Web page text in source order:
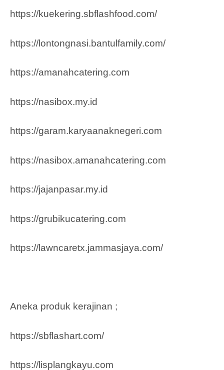
https://kuekering.sbflashfood.com/
https://lontongnasi.bantulfamily.com/
https://amanahcatering.com
https://nasibox.my.id
https://garam.karyaanaknegeri.com
https://nasibox.amanahcatering.com
https://jajanpasar.my.id
https://grubikucatering.com
https://lawncaretx.jammasjaya.com/
Aneka produk kerajinan ;
https://sbflashart.com/
https://lisplangkayu.com